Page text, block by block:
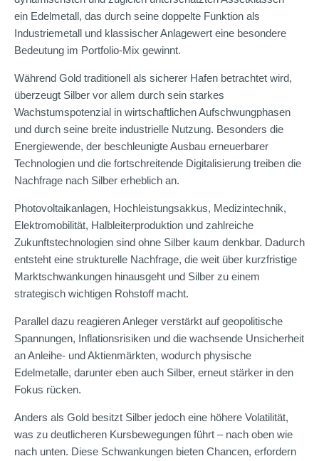
ein Edelmetall, das durch seine doppelte Funktion als
Industriemetall und klassischer Anlagewert eine besondere
Bedeutung im Portfolio-Mix gewinnt.
Während Gold traditionell als sicherer Hafen betrachtet wird,
überzeugt Silber vor allem durch sein starkes
Wachstumspotenzial in wirtschaftlichen Aufschwungphasen
und durch seine breite industrielle Nutzung. Besonders die
Energiewende, der beschleunigte Ausbau erneuerbarer
Technologien und die fortschreitende Digitalisierung treiben die
Nachfrage nach Silber erheblich an.
Photovoltaikanlagen, Hochleistungsakkus, Medizintechnik,
Elektromobilität, Halbleiterproduktion und zahlreiche
Zukunftstechnologien sind ohne Silber kaum denkbar. Dadurch
entsteht eine strukturelle Nachfrage, die weit über kurzfristige
Marktschwankungen hinausgeht und Silber zu einem
strategisch wichtigen Rohstoff macht.
Parallel dazu reagieren Anleger verstärkt auf geopolitische
Spannungen, Inflationsrisiken und die wachsende Unsicherheit
an Anleihe- und Aktienmärkten, wodurch physische
Edelmetalle, darunter eben auch Silber, erneut stärker in den
Fokus rücken.
Anders als Gold besitzt Silber jedoch eine höhere Volatilität,
was zu deutlicheren Kursbewegungen führt – nach oben wie
nach unten. Diese Schwankungen bieten Chancen, erfordern